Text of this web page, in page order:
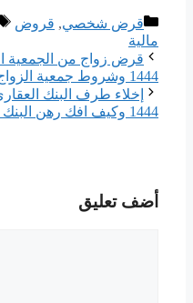
التصنيفات
قرض شخصي, قروض
مالية
قرض زواج من الجمعية
1444 وشروط جمعية الزواج بمكة
إخلاء طرف البنك
1444 وكيف افك رهن البنك العقاري؟
أضف تعليق